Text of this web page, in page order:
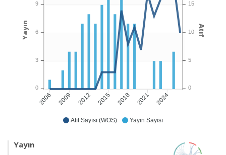
Atıf Sayısı (WOS) Yayın Sayısı
2006 2009 2012 2015 2018 2021 2024
15
10
5
0
Atıf
9
6
3
0
Yayın
Yayın